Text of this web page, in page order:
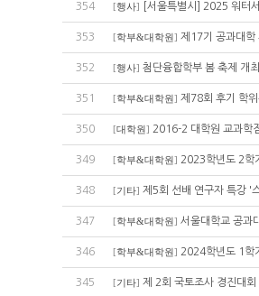
354 [행사] [서울특별시] 2025 워터
353 [학부&대학원] 제17기 공과대학
352 [행사] 첨단융합학부 봄 축제 개
351 [학부&대학원] 제78회 후기 학
350 [대학원] 2016-2 대학원 교과학
349 [학부&대학원] 2023학년도 2학
348 [기타] 제5회 선배 연구자 특강 '
347 [학부&대학원] 서울대학교 공과
346 [학부&대학원] 2024학년도 1학
345 [기타] 제 2회 국토조사 경진대회